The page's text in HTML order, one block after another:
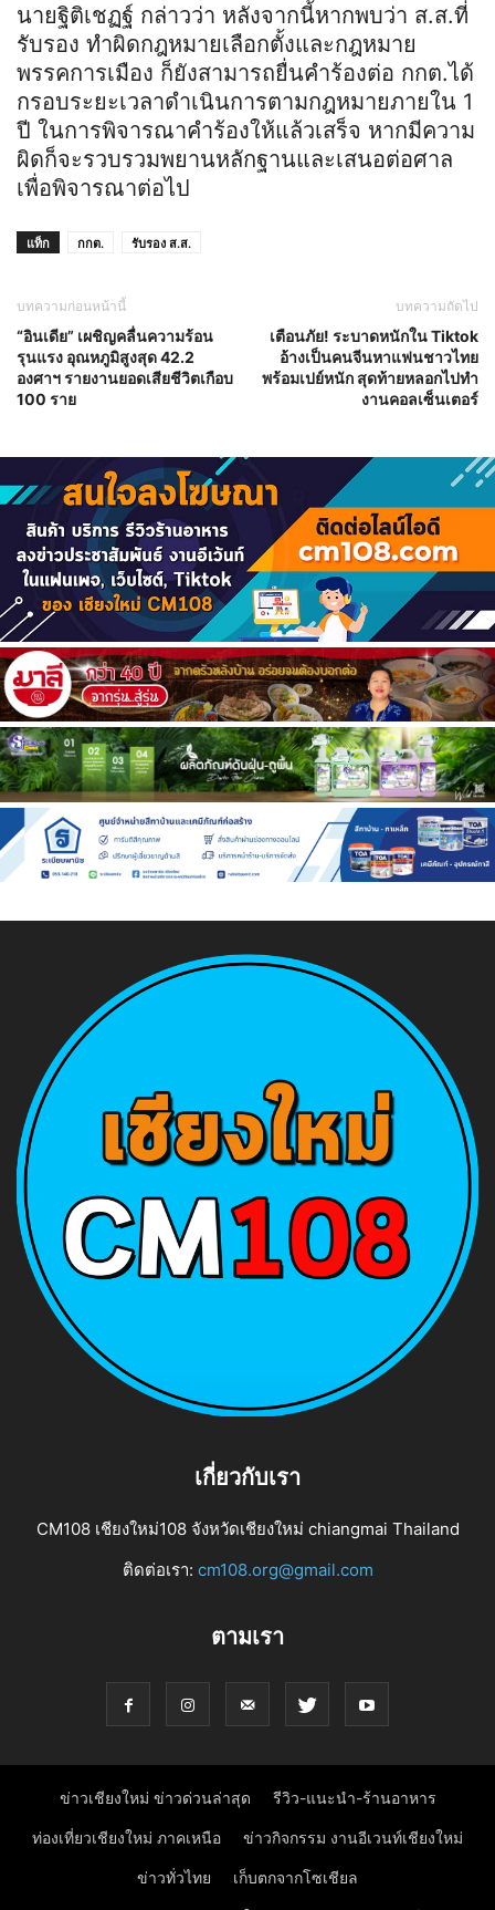
นายฐิติเชฏฐ์ กล่าวว่า หลังจากนี้หากพบว่า ส.ส.ที่
รับรอง ทำผิดกฎหมายเลือกตั้งและกฎหมาย
พรรคการเมือง ก็ยังสามารถยื่นคำร้องต่อ กกต.ได้
กรอบระยะเวลาดำเนินการตามกฎหมายภายใน 1
ปี ในการพิจารณาคำร้องให้แล้วเสร็จ หากมีความ
ผิดก็จะรวบรวมพยานหลักฐานและเสนอต่อศาล
เพื่อพิจารณาต่อไป
แท็ก กกต. รับรอง ส.ส.
บทความก่อนหน้านี้
“อินเดีย” เผชิญคลื่นความร้อน
รุนแรง อุณหภูมิสูงสุด 42.2
องศาฯ รายงานยอดเสียชีวิตเกือบ
100 ราย
บทความถัดไป
เตือนภัย! ระบาดหนักใน Tiktok
อ้างเป็นคนจีนหาแฟนชาวไทย
พร้อมเปย์หนัก สุดท้ายหลอกไปทำ
งานคอลเซ็นเตอร์
เกี่ยวกับเรา
CM108 เชียงใหม่108 จังหวัดเชียงใหม่ chiangmai Thailand
ติดต่อเรา: cm108.org@gmail.com
ตามเรา
ข่าวเชียงใหม่ ข่าวด่วนล่าสุด รีวิว-แนะนำ-ร้านอาหาร
ท่องเที่ยวเชียงใหม่ ภาคเหนือ ข่าวกิจกรรม งานอีเวนท์เชียงใหม่
ข่าวทั่วไทย เก็บตกจากโซเชียล